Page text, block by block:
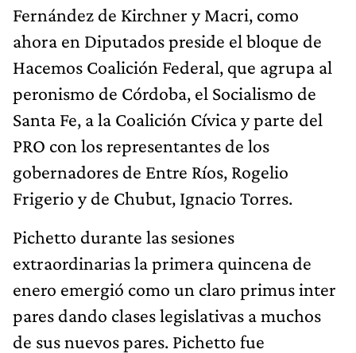
Fernández de Kirchner y Macri, como
ahora en Diputados preside el bloque de
Hacemos Coalición Federal, que agrupa al
peronismo de Córdoba, el Socialismo de
Santa Fe, a la Coalición Cívica y parte del
PRO con los representantes de los
gobernadores de Entre Ríos, Rogelio
Frigerio y de Chubut, Ignacio Torres.
Pichetto durante las sesiones
extraordinarias la primera quincena de
enero emergió como un claro primus inter
pares dando clases legislativas a muchos
de sus nuevos pares. Pichetto fue